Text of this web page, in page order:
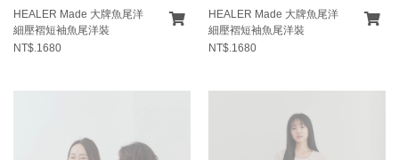
HEALER Made 大牌魚尾洋
細壓褶短袖魚尾洋裝
NT$.1680
HEALER Made 大牌魚尾洋
細壓褶短袖魚尾洋裝
NT$.1680